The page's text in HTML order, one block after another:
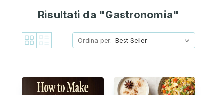
Risultati da "Gastronomia"
Ordina per: